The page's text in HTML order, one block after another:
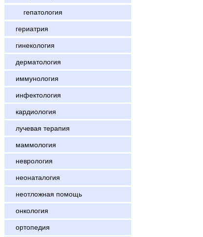
гепатология
гериатрия
гинекология
дерматология
иммунология
инфектология
кардиология
лучевая терапия
маммология
неврология
неонаталогия
неотложная помощь
онкология
ортопедия